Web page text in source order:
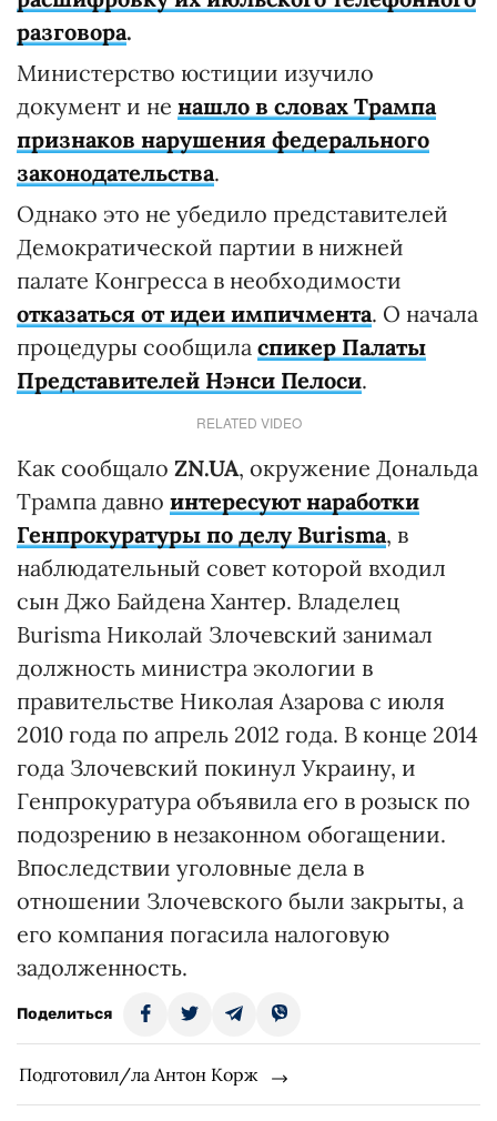
разговора.
Министерство юстиции изучило
документ и не нашло в словах Трампа
признаков нарушения федерального
законодательства.
Однако это не убедило представителей
Демократической партии в нижней
палате Конгресса в необходимости
отказаться от идеи импичмента. О начала
процедуры сообщила спикер Палаты
Представителей Нэнси Пелоси.
RELATED VIDEO
Как сообщало ZN.UA, окружение Дональда
Трампа давно интересуют наработки
Генпрокуратуры по делу Burisma, в
наблюдательный совет которой входил
сын Джо Байдена Хантер. Владелец
Burisma Николай Злочевский занимал
должность министра экологии в
правительстве Николая Азарова с июля
2010 года по апрель 2012 года. В конце 2014
года Злочевский покинул Украину, и
Генпрокуратура объявила его в розыск по
подозрению в незаконном обогащении.
Впоследствии уголовные дела в
отношении Злочевского были закрыты, а
его компания погасила налоговую
задолженность.
Поделиться
Подготовил/ла Антон Корж